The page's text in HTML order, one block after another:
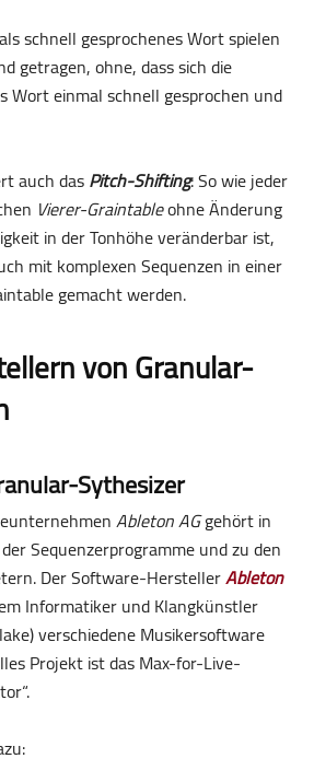
schnell gesprochenes Wort spielen
getragen, ohne, dass sich die
Wort einmal schnell gesprochen und
auch dasPitch-Shifting: So wie jeder
Vierer-Graintableohne Änderung
in der Tonhöhe veränderbar ist,
mit komplexen Sequenzen in einer
gemacht werden.
von Granular-
Sythesizer
Ableton AGgehört in
Sequenzer­programme und zu den
Der Software-HerstellerAbleton
Informatiker und Klangkünstler
verschiedene Musikersoftware
Projekt ist das Max-for-Live-